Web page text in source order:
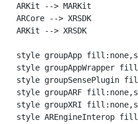
  ARKit --> MARKit
  ARCore --> XRSDK
  ARKit --> XRSDK
style groupApp
style groupAppWrapper
style groupSensePlugin
style groupARF
style groupXRI
style AREngineInterop